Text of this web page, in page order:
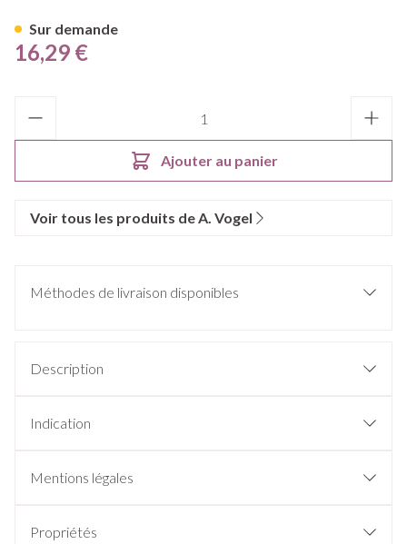
16,29 €
Ajouter au panier
Sur demande
Voir tous les produits de A. Vogel
Méthodes de livraison disponibles
Description
Indication
Mentions légales
Propriétés